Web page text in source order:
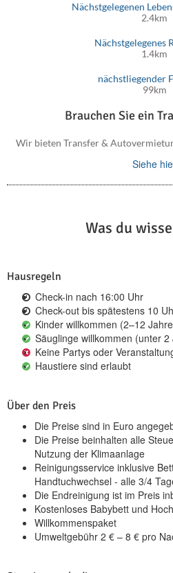
Nächstgelegenen
2.4km
Nächstgelegenes
1.4km
nächstliegender
99km
Brauchen Sie ein
Wir bieten Transfer &
Siehe
Was du
Hausregeln
Check-in nach 16:00 Uhr
Check-out bis spätestens 10
Kinder willkommen (2–12
Säuglinge willkommen (unter 2
Keine Partys oder
Haustiere sind erlaubt
Über den Preis
Die Preise sind in Euro
Die Preise beinhalten alle
Nutzung der Klimaanlage
Reinigungsservice inklusive
Handtuchwechsel - alle 3/4
Die Endreinigung ist im Preis
Kostenloses Babybett und
Willkommenspaket
Umweltgebühr 2 € – 8 € pro